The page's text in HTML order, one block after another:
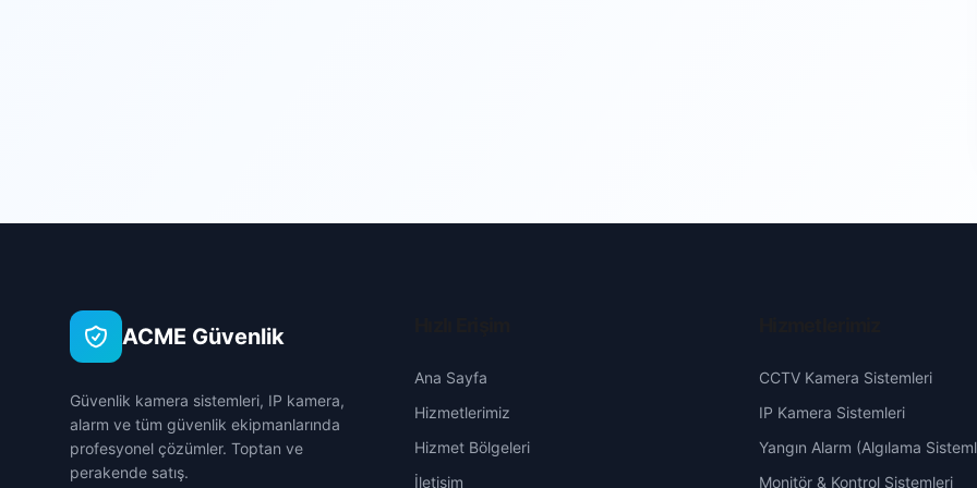
ACME Güvenlik
Güvenlik kamera sistemleri, IP kamera,
alarm ve tüm güvenlik ekipmanlarında
profesyonel çözümler. Toptan ve
perakende satış.
Ana Sayfa
Hizmetlerimiz
Hizmet Bölgeleri
İletişim
CCTV Kamera Sistemleri
IP Kamera Sistemleri
Yangın Alarm (Algılama
Monitör & Kontrol Sistemleri